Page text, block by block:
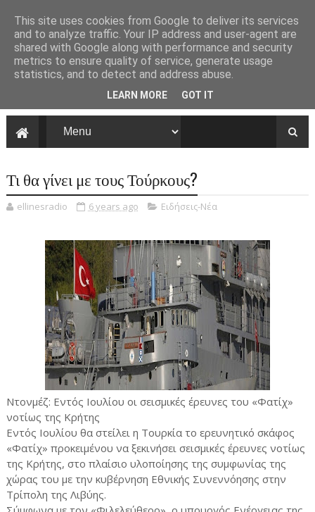
Τι θα γίνει με τους Τούρκους?
ellinesradio 6 years ago Ειδήσεις-Νέα
Ντονμέζ: Εντός Ιουλίου οι σεισμικές έρευνες του «Φατίχ»
νοτίως της Κρήτης
Εντός Ιουλίου θα στείλει η Τουρκία το ερευνητικό σκάφος
«Φατίχ» προκειμένου να ξεκινήσει σεισμικές έρευνες νοτίως
της Κρήτης, στο πλαίσιο υλοποίησης της συμφωνίας της
χώρας του με την κυβέρνηση Εθνικής Συνεννόησης στην
Τρίπολη της Λιβύης.
This site uses cookies from Google to deliver its services
and to analyze traffic. Your IP address and user-agent are
shared with Google along with performance and security
metrics to ensure quality of service, generate usage
statistics, and to detect and address abuse.
LEARN MORE GOT IT